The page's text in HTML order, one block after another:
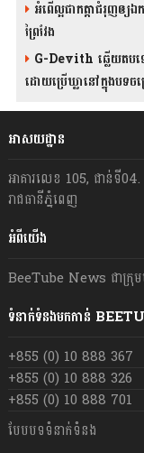
អំពើល្អជាកត្តាជំរុញឲ្យ
ព្រៃវែង
G-Devith ឆ្លើយតបទ
ដោយប្រើឃ្លានៅក្នុងប
អាសយដ្ឋាន
អាគារលេខ 105, ជាន់ទី
រាជធានីភ្នំពេញ
អំពីយើង
BeeTube News ជា​ក្រុ
ទំនាក់ទំនងមកកាន់
+855 (0) 10 888 367
+855 (0) 10 888 326
+855 (0) 10 888 701
បែបបទទំនាក់ទំនង